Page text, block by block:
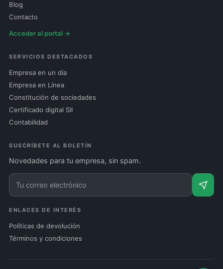
Blog
Contacto
Acceder al portal →
SERVICIOS DESTACADOS
Empresa en un día
Empresa en Línea
Constitución de sociedades
Certificado digital SII
Contabilidad
SUSCRÍBETE AL BOLETÍN
Novedades para tu empresa, sin spam.
ENLACES DE INTERÉS
Políticas de devolución
Términos y condiciones